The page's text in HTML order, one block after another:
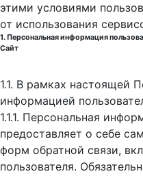
этими условиями
от использования
1. Персональная информация
Сайт
1.1. В рамках настоящей
информацией
1.1.1. Персональная
предоставляет о себе
форм обратной связи,
пользователя.